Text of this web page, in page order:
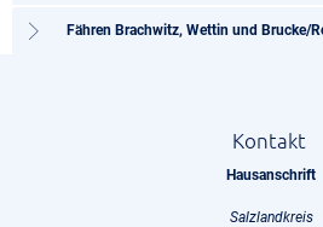
Fähren Brachwitz, Wettin und Brucke/
Kontakt
Hausanschrift
Salzlandkreis